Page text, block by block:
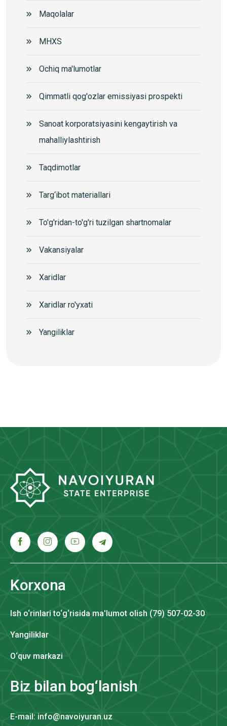
Maqolalar
MHXS
Ochiq ma'lumotlar
Qimmatli qog'ozlar emissiyasi prospekti
Sanoat korporatsiyasini kengaytirish va
mahalliylashtirish
Taqdimotlar
Targ‘ibot materiallari
To'g'ridan-to'g'ri tuzilgan shartnomalar
Vakansiyalar
Xaridlar
Xaridlar ro'yxati
Yangiliklar
Korxona
Ish o‘rinlari to‘g‘risida ma'lumot olish (79) 507-02-30
Yangiliklar
O‘quv markazi
Biz bilan bog‘lanish
E-mail: info@navoiyuran.uz